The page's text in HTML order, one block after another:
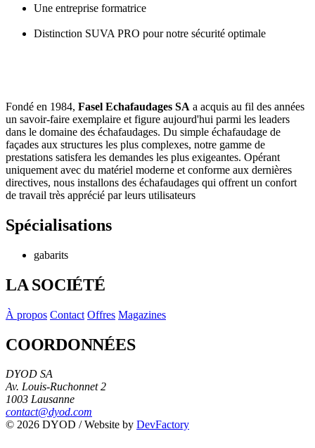
Une entreprise formatrice
Distinction SUVA PRO pour notre sécurité optimale
Fondé en 1984, Fasel Echafaudages SA a acquis au fil des années
un savoir-faire exemplaire et figure aujourd'hui parmi les leaders
dans le domaine des échafaudages. Du simple échafaudage de
façades aux structures les plus complexes, notre gamme de
prestations satisfera les demandes les plus exigeantes. Opérant
uniquement avec du matériel moderne et conforme aux dernières
directives, nous installons des échafaudages qui offrent un confort
de travail très apprécié par leurs utilisateurs
Spécialisations
gabarits
LA SOCIÉTÉ
À propos Contact Offres Magazines
COORDONNÉES
DYOD SA
Av. Louis-Ruchonnet 2
1003 Lausanne
contact@dyod.com
© 2026 DYOD / Website by DevFactory